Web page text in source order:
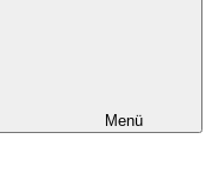
Menü